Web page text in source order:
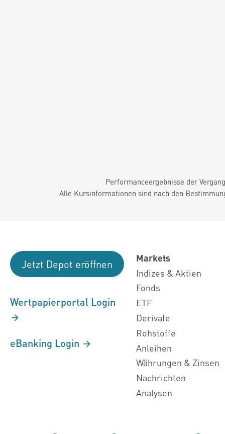
Performanceergebnisse der
Alle Kursinformationen sind nach den
Jetzt Depot eröffnen
Wertpapierportal Login
eBanking Login
Markets
Indizes & Aktien
Fonds
ETF
Derivate
Rohstoffe
Anleihen
Währungen & Zinsen
Nachrichten
Analysen